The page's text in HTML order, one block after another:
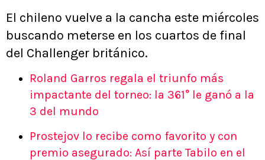
El chileno vuelve a la cancha este miércoles
buscando meterse en los cuartos de final
del Challenger británico.
Roland Garros regala el triunfo más
impactante del torneo: la 361° le ganó a la
3 del mundo
Prostejov lo recibe como favorito y con
premio asegurado: Así parte Tabilo en el